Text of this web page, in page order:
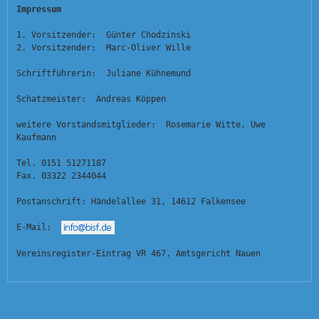
Impressum
1. Vorsitzender:  Günter Chodzinski
2. Vorsitzender:  Marc-Oliver Wille
Schriftführerin:  Juliane Kühnemund
Schatzmeister:  Andreas Köppen
weitere Vorstandsmitglieder:  Rosemarie Witte, Uwe
Kaufmann
Tel. 0151 51271187
Fax. 03322 2344044
Postanschrift: Händelallee 31, 14612 Falkensee
E-Mail:
Vereinsregister-Eintrag VR 467, Amtsgericht Nauen